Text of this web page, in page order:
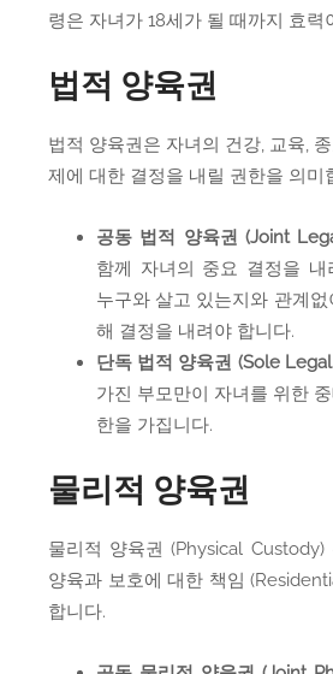
령은 자녀가 18세가 될 때까지 효력
법적 양육권
법적 양육권은 자녀의 건강, 교육,
제에 대한 결정을 내릴 권한을 의미
공동 법적 양육권 (Joint
함께 자녀의 중요 결정을 내
누구와 살고 있는지와 관계
해 결정을 내려야 합니다.
단독 법적 양육권 (Sole
가진 부모만이 자녀를 위한
한을 가집니다.
물리적 양육권
물리적 양육권 (Physical Custody)
양육과 보호에 대한 책임
합니다.